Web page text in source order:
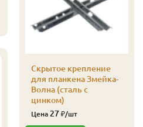
Скрытое крепление
для планкена Змейка-
Волна (сталь с
цинком)
Цена 27 ₽/шт